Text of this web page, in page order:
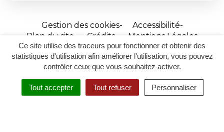
Ce site utilise des traceurs pour fonctionner et obtenir des
statistiques d'utilisation afin améliorer l'utilisation, vous pouvez
contrôler ceux que vous souhaitez activer.
Tout accepter Tout refuser Personnaliser
RECHERCHER
ACCESSIBILITÉ
Gestion des cookies
Accessibilité
Plan du site
Crédits
Mentions Légales
Site
réalisé
par
Inovagora